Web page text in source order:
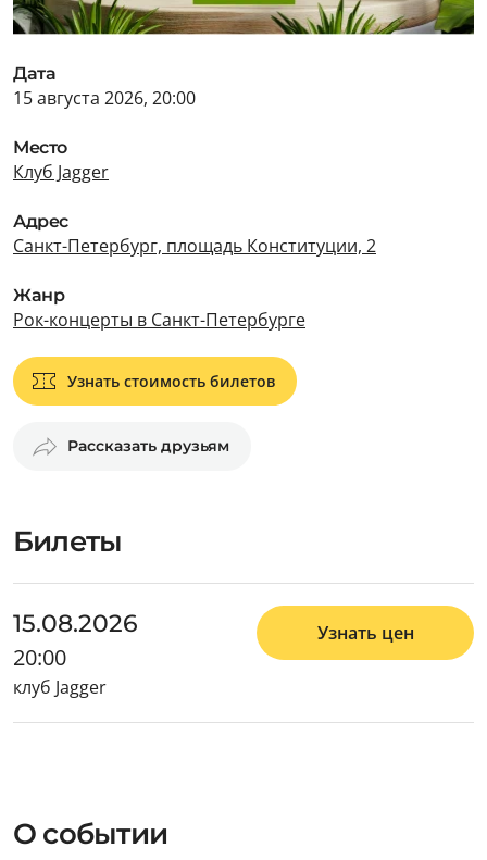
Дата
15 августа 2026, 20:00
Место
Клуб Jagger
Адрес
Санкт-Петербург, площадь Конституции, 2
Жанр
Рок-концерты в Санкт-Петербурге
Узнать стоимость билетов
Рассказать друзьям
Билеты
15.08.2026
20:00
клуб Jagger
Узнать цен
О событии